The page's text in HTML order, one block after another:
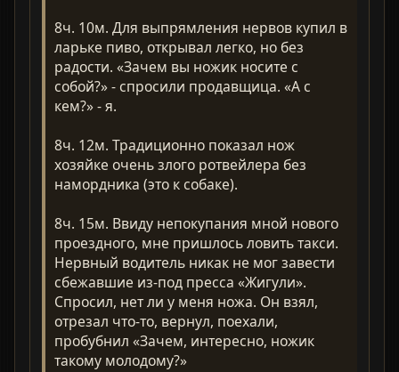
8ч. 10м. Для выпрямления нервов купил в
ларьке пиво, открывал легко, но без
радости. «Зачем вы ножик носите с
собой?» - спросили продавщица. «А с
кем?» - я.
8ч. 12м. Традиционно показал нож
хозяйке очень злого ротвейлера без
намордника (это к собаке).
8ч. 15м. Ввиду непокупания мной нового
проездного, мне пришлось ловить такси.
Нервный водитель никак не мог завести
сбежавшие из-под пресса «Жигули».
Спросил, нет ли у меня ножа. Он взял,
отрезал что-то, вернул, поехали,
пробубнил «Зачем, интересно, ножик
такому молодому?»